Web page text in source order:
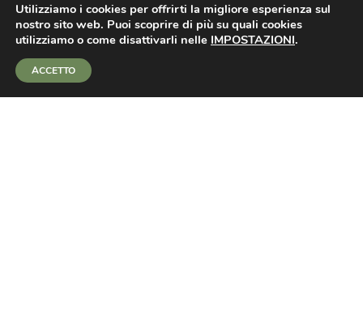
Utilizziamo i cookies per offrirti la migliore esperienza sul
nostro sito web. Puoi scoprire di più su quali cookies
utilizziamo o come disattivarli nelle IMPOSTAZIONI.
ACCETTO